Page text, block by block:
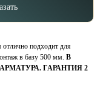
подходит для
в базу 500 мм. В
ГАРАНТИЯ 2